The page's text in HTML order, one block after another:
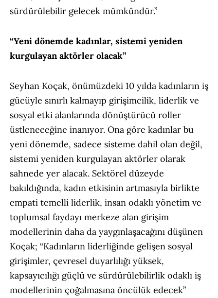
sürdürülebilir gelecek mümkündür.”
“Yeni dönemde kadınlar, sistemi yeniden
kurgulayan aktörler olacak”
Seyhan Koçak, önümüzdeki 10 yılda kadınların iş
gücüyle sınırlı kalmayıp girişimcilik, liderlik ve
sosyal etki alanlarında dönüştürücü roller
üstleneceğine inanıyor. Ona göre kadınlar bu
yeni dönemde, sadece sisteme dahil olan değil,
sistemi yeniden kurgulayan aktörler olarak
sahnede yer alacak. Sektörel düzeyde
bakıldığında, kadın etkisinin artmasıyla birlikte
empati temelli liderlik, insan odaklı yönetim ve
toplumsal faydayı merkeze alan girişim
modellerinin daha da yaygınlaşacağını düşünen
Koçak; “Kadınların liderliğinde gelişen sosyal
girişimler, çevresel duyarlılığı yüksek,
kapsayıcılığı güçlü ve sürdürülebilirlik odaklı iş
modellerinin çoğalmasına öncülük edecek”